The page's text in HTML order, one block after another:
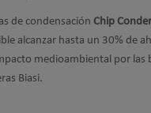
de condensación Chip
alcanzar hasta un 30% de
medioambiental por las
Biasi.